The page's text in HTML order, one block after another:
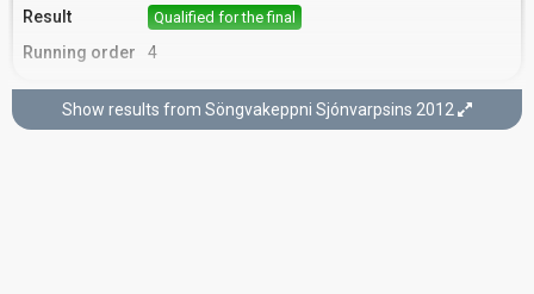
Result Qualified for the final
Running order 4
Final
Show results from Söngvakeppni Sjónvarpsins 2012